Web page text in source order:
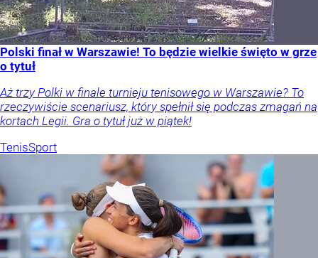
Polski finał w Warszawie! To będzie wielkie święto w grze
o tytuł
Aż trzy Polki w finale turnieju tenisowego w Warszawie? To
rzeczywiście scenariusz, który spełnił się podczas zmagań na
kortach Legii. Gra o tytuł już w piątek!
TenisSport